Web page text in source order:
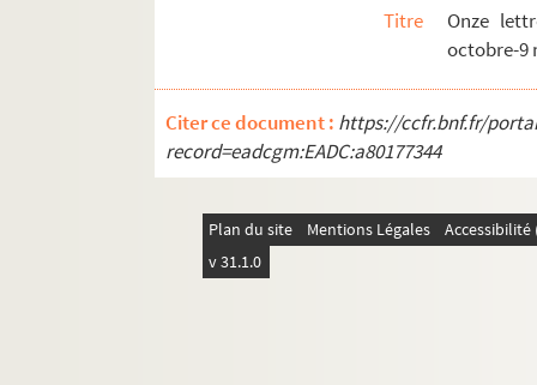
Titre
Onze
octobre-9
Citer ce document : https://ccfr.bnf.fr/
record=eadcgm:EADC:a80177344
Plan du site Mentions Légales
v 31.1.0